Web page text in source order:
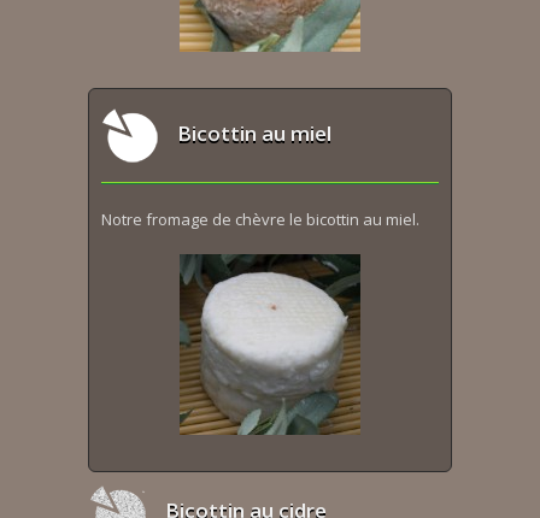
Bicottin au miel
Notre fromage de chèvre le bicottin au miel.
Bicottin au cidre